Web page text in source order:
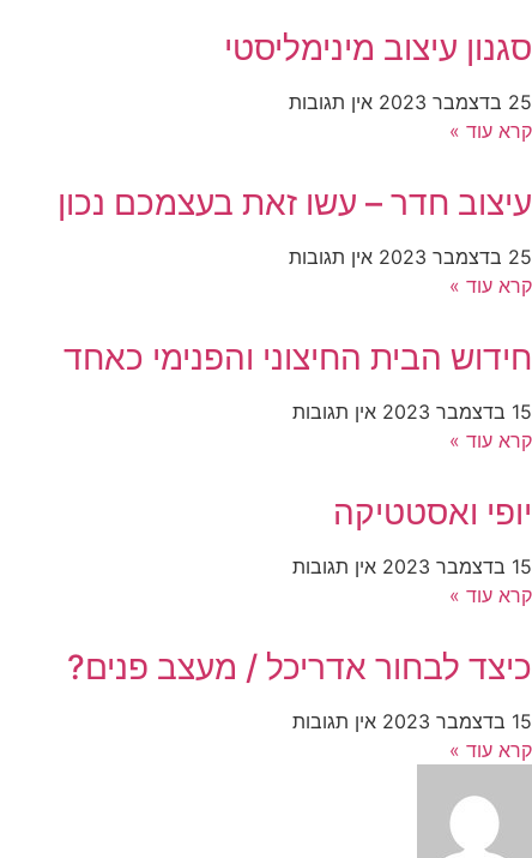
סגנון עיצוב מינימליסטי
25 בדצמבר 2023
אין תגובות
קרא עוד »
עיצוב חדר – עשו זאת בעצמכם נכון
25 בדצמבר 2023
אין תגובות
קרא עוד »
חידוש הבית החיצוני והפנימי כאחד
15 בדצמבר 2023
אין תגובות
קרא עוד »
יופי ואסטטיקה
15 בדצמבר 2023
אין תגובות
קרא עוד »
כיצד לבחור אדריכל / מעצב פנים?
15 בדצמבר 2023
אין תגובות
קרא עוד »